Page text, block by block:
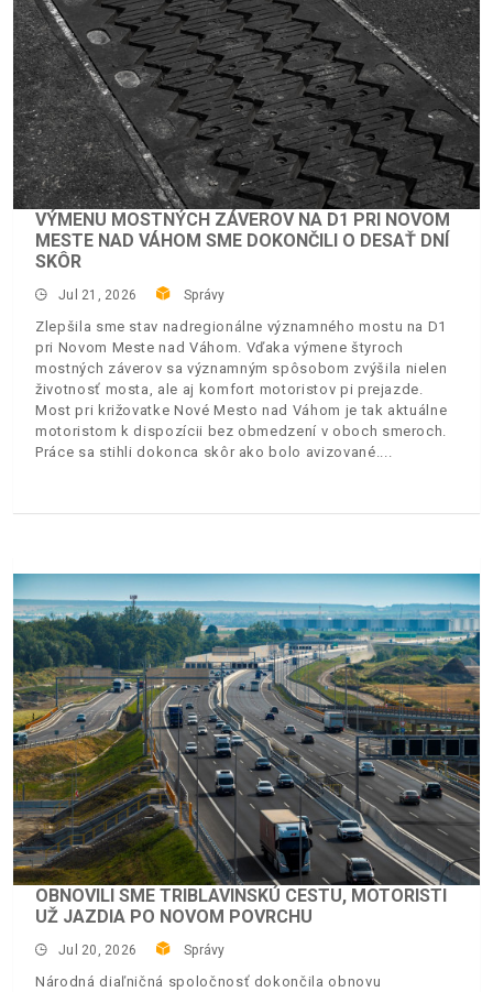
VÝMENU MOSTNÝCH ZÁVEROV NA D1 PRI NOVOM
MESTE NAD VÁHOM SME DOKONČILI O DESAŤ DNÍ
SKÔR
Jul 21, 2026 Správy
Zlepšila sme stav nadregionálne významného mostu na D1
pri Novom Meste nad Váhom. Vďaka výmene štyroch
mostných záverov sa významným spôsobom zvýšila nielen
životnosť mosta, ale aj komfort motoristov pi prejazde.
Most pri križovatke Nové Mesto nad Váhom je tak aktuálne
motoristom k dispozícii bez obmedzení v oboch smeroch.
Práce sa stihli dokonca skôr ako bolo avizované.
OBNOVILI SME TRIBLAVINSKÚ CESTU, MOTORISTI
UŽ JAZDIA PO NOVOM POVRCHU
Jul 20, 2026 Správy
Národná diaľničná spoločnosť dokončila obnovu